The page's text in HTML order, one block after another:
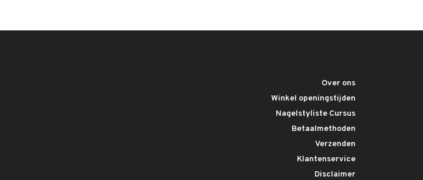
Over ons
Winkel openingstijden
Nagelstyliste Cursus
Betaalmethoden
Verzenden
Klantenservice
Disclaimer